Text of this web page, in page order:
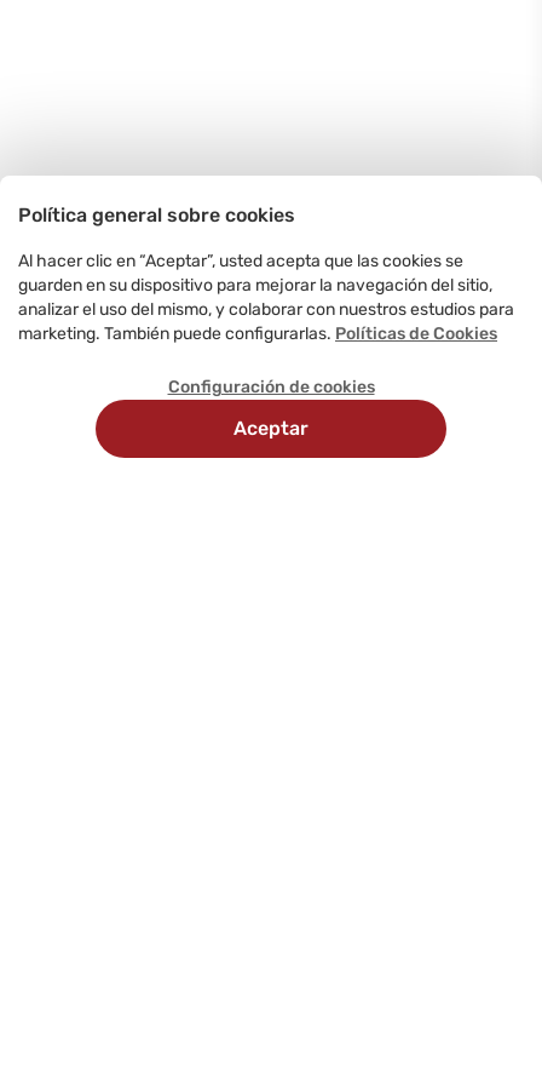
Política general sobre cookies
Al hacer clic en “Aceptar”, usted acepta que las cookies se
guarden en su dispositivo para mejorar la navegación del sitio,
analizar el uso del mismo, y colaborar con nuestros estudios para
marketing. También puede configurarlas. Políticas de Cookies
Configuración de cookies
Aceptar